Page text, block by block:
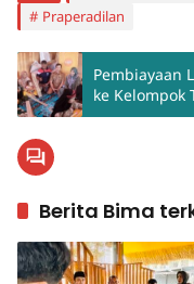
Praperadilan
Pembiayaan
ke Kelompok
Berita Bima